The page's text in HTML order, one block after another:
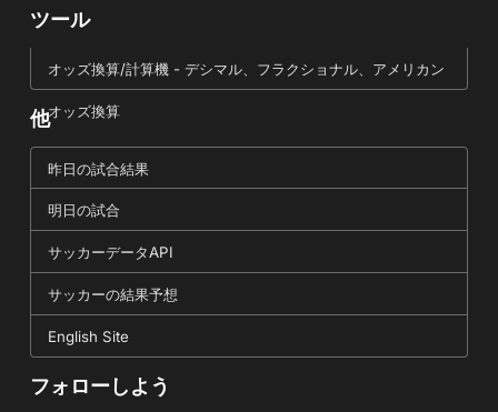
ツール
オッズ換算/計算機 - デシマル、フラクショナル、アメリカン
オッズ換算
他
昨日の試合結果
明日の試合
サッカーデータAPI
サッカーの結果予想
English Site
フォローしよう